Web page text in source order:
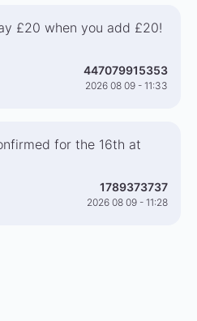
£20 when you add £20!
447079915353
2026 08 09 - 11:33
for the 16th at
1789373737
2026 08 09 - 11:28